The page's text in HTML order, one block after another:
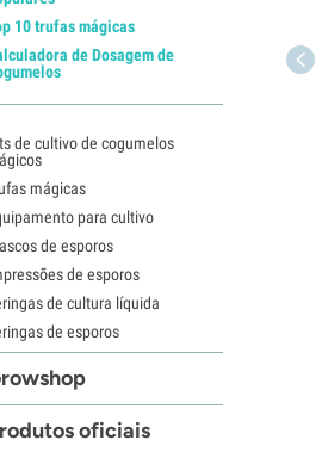
10 trufas mágicas
de Dosagem de
de cultivo de cogumelos
mágicas
para cultivo
de esporos
de esporos
de cultura líquida
de esporos
oficiais